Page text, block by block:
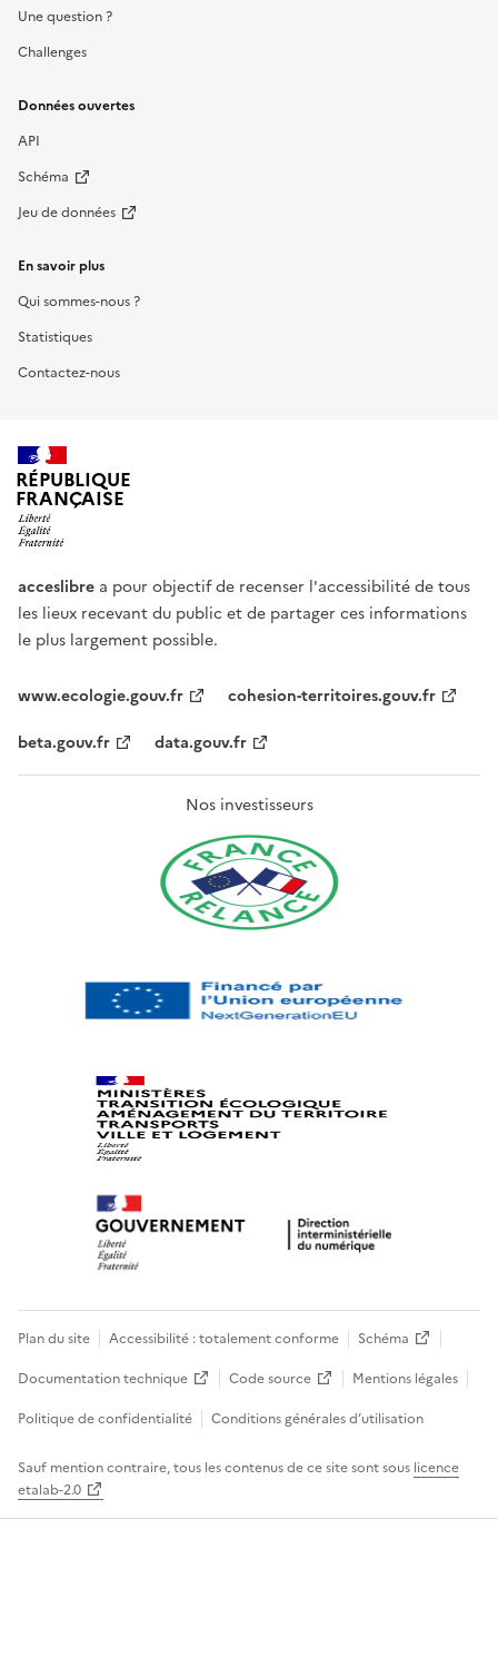
Une question ?
Challenges
Données ouvertes
API
Schéma
Jeu de données
En savoir plus
Qui sommes-nous ?
Statistiques
Contactez-nous
RÉPUBLIQUE
FRANÇAISE
acceslibre a pour objectif de recenser l'accessibilité de tous
les lieux recevant du public et de partager ces informations
le plus largement possible.
www.ecologie.gouv.fr
cohesion-territoires.gouv.fr
beta.gouv.fr
data.gouv.fr
Nos investisseurs
Plan du site Accessibilité : totalement conforme
Schéma
Documentation technique
Code source
Mentions légales
Politique de confidentialité
Conditions générales d’utilisation
Sauf mention contraire, tous les contenus de ce site sont sous licence
etalab-2.0